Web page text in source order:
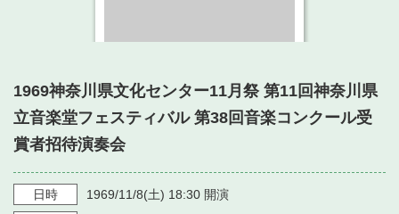
・ よくある質問
・ 空き状況
・ 抽選対象日
・ 利用料金
・ 音楽堂のご案内
・ 芸術参与
神奈川県立音楽堂
SNS
1969神奈川県文化センター11月祭 第11回神奈川県
立音楽堂フェスティバル 第38回音楽コンクール受
賞者招待演奏会
日時 1969/11/8(土) 18:30 開演